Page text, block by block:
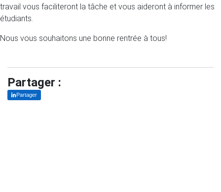
travail vous faciliteront la tâche et vous aideront à informer les
étudiants.
Nous vous souhaitons une bonne rentrée à tous!
Partager :
Partager